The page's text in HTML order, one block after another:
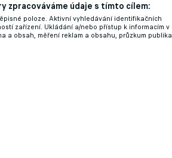
zpracováváme údaje s tímto cílem:
poloze. Aktivní vyhledávání identifikačních
zařízení. Ukládání a/nebo přístup k informacím v
a obsah, měření reklam a obsahu, průzkum publika